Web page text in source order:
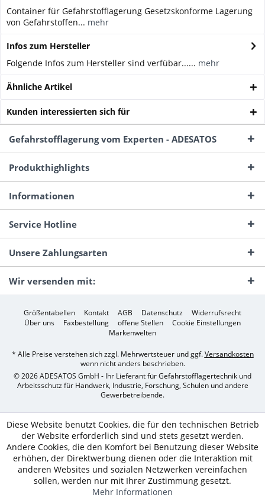
Container für Gefahrstofflagerung Gesetzskonforme Lagerung
von Gefahrstoffen... mehr
Infos zum Hersteller
Folgende Infos zum Hersteller sind verfübar...... mehr
Ähnliche Artikel
Kunden interessierten sich für
Gefahrstofflagerung vom Experten - ADESATOS
Produkthighlights
Informationen
Service Hotline
Unsere Zahlungsarten
Wir versenden mit:
Größentabellen Kontakt AGB Datenschutz
Widerrufsrecht
Über uns
Faxbestellung offene Stellen
Cookie Einstellungen
Markenwelten
* Alle Preise verstehen sich zzgl. Mehrwertsteuer und ggf.Versandkosten
wenn nicht anders beschrieben.
© 2026 ADESATOS GmbH - Ihr Lieferant für Gefahrstofflagertechnik und
Arbeitsschutz für Handwerk, Industrie, Forschung, Schulen und andere
Gewerbetreibende.
Diese Website benutzt Cookies, die für den technischen Betrieb
der Website erforderlich sind und stets gesetzt werden.
Andere Cookies, die den Komfort bei Benutzung dieser Website
erhöhen, der Direktwerbung dienen oder die Interaktion mit
anderen Websites und sozialen Netzwerken vereinfachen
sollen, werden nur mit Ihrer Zustimmung gesetzt.
Mehr Informationen